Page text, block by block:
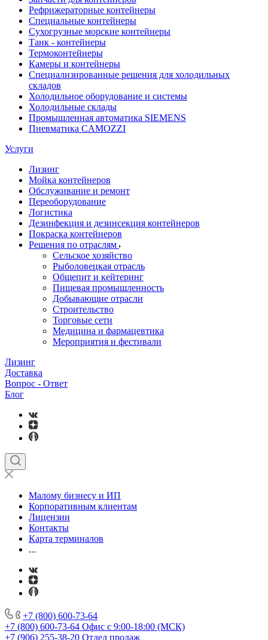
Рефрижераторные контейнеры
Специальные контейнеры
Сухогрузные морские контейнеры
Танк - контейнеры
Термоконтейнеры
Камеры и контейнеры
Специализированные решения для холодильных
складов
Холодильное оборудование и системы
Холодильные склады
Промышленная автоматика SIEMENS
Пневматика CAMOZZI
Услуги
Лизинг
Мойка контейнеров
Обслуживание и ремонт
Переоборудование
Логистика
Дезинфекция и дезинсекция контейнеров
Покраска контейнеров
Решения по отраслям
Сельское хозяйство
Рыболовецкая отрасль
Общепит и кейтеринг
Пищевая промышленность
Добывающие отрасли
Строительство
Торговые сети
Медицина и фармацевтика
Мероприятия и фестивали
Лизинг
Доставка
Вопрос - Ответ
Блог
Малому бизнесу и ИП
Корпоративным клиентам
Лицензии
Контакты
Карта терминалов
...
+7 (800) 600-73-64
+7 (800) 600-73-64 Офис с 9:00-18:00 (МСК)
+7 (906) 255-38-20 Отдел продаж